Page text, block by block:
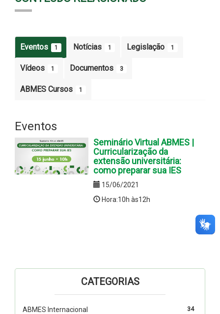
Eventos 1 Notícias 1 Legislação 1
Vídeos 1 Documentos 3
ABMES Cursos 1
Eventos
Seminário Virtual ABMES |
Curricularização da
extensão universitária:
como preparar sua IES
15/06/2021
Hora:10h às12h
CATEGORIAS
34
ABMES Internacional